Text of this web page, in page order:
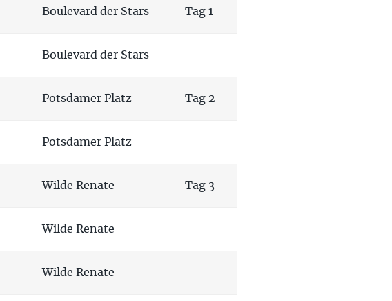
Boulevard der Stars Tag 1
Boulevard der Stars
Potsdamer Platz Tag 2
Potsdamer Platz
Wilde Renate Tag 3
Wilde Renate
Wilde Renate